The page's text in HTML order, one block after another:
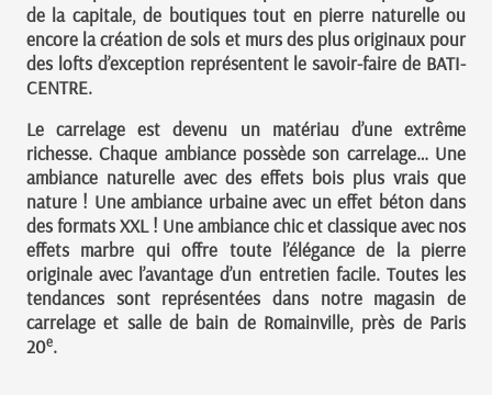
de la capitale, de boutiques tout en pierre naturelle ou
encore la création de sols et murs des plus originaux pour
des lofts d’exception représentent le savoir-faire de BATI-
CENTRE.
Le carrelage est devenu un matériau d’une extrême
richesse. Chaque ambiance possède son carrelage… Une
ambiance naturelle avec des effets bois plus vrais que
nature ! Une ambiance urbaine avec un effet béton dans
des formats XXL ! Une ambiance chic et classique avec nos
effets marbre qui offre toute l’élégance de la pierre
originale avec l’avantage d’un entretien facile. Toutes les
tendances sont représentées dans notre magasin de
carrelage et salle de bain de Romainville, près de Paris
20e.